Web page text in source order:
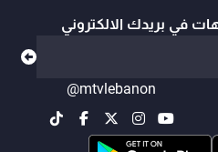
في بريدك الالكتروني
@mtvlebanon